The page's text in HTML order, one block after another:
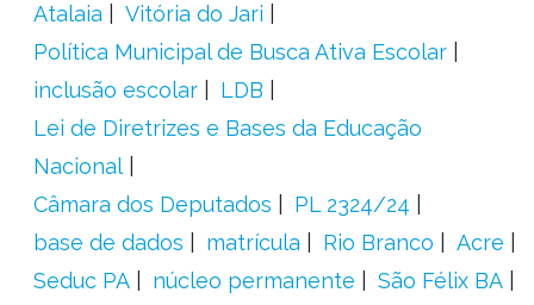
Atalaia
Vitória do Jari
Política Municipal de Busca Ativa Escolar
inclusão escolar
LDB
Lei de Diretrizes e Bases da Educação
Nacional
Câmara dos Deputados
PL 2324/24
base de dados
matrícula Rio Branco
Acre
Seduc PA
núcleo permanente
São Félix BA